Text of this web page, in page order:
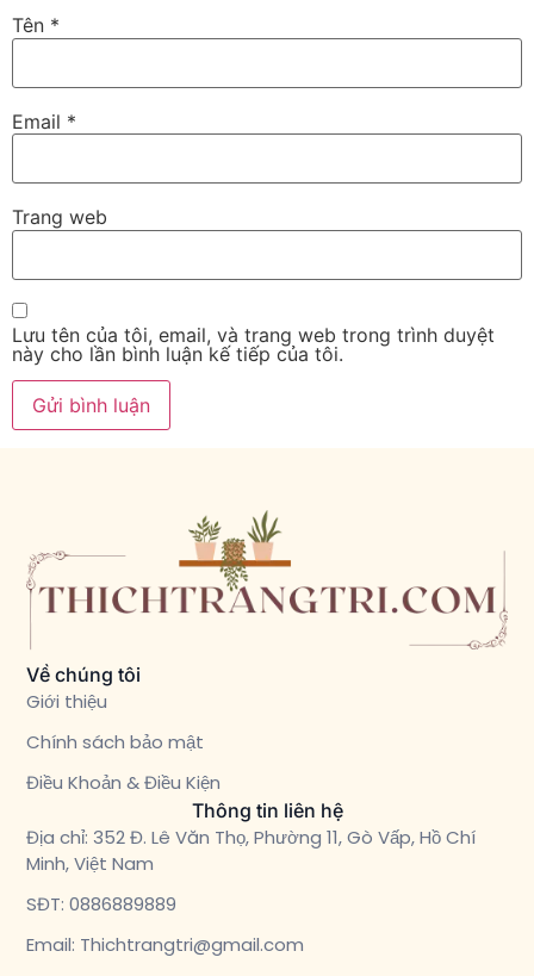
Tên *
Email *
Trang web
Lưu tên của tôi, email, và trang web trong trình duyệt
này cho lần bình luận kế tiếp của tôi.
Về chúng tôi
Giới thiệu
Chính sách bảo mật
Điều Khoản & Điều Kiện
Thông tin liên hệ
Địa chỉ: 352 Đ. Lê Văn Thọ, Phường 11, Gò Vấp, Hồ Chí
Minh, Việt Nam
SĐT: 0886889889
Email: Thichtrangtri@gmail.com